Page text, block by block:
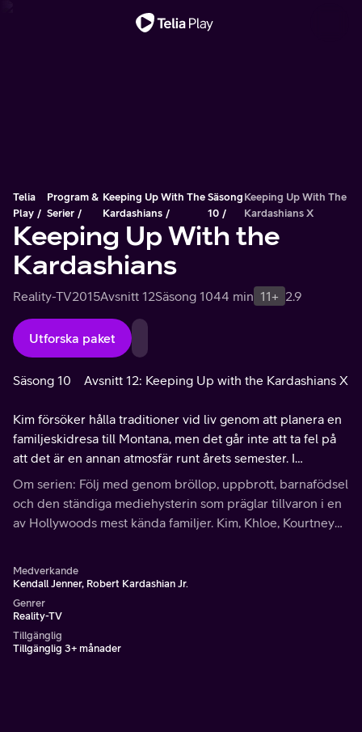
Telia
Play
Program &
Serier
Keeping Up With The
Kardashians
Säsong
10
Keeping Up With The
Kardashians X
Keeping Up With the
Kardashians
Reality-TV2015Avsnitt 12Säsong 1044 min 11+ 2.9
Utforska paket
Säsong 10 Avsnitt 12: Keeping Up with the Kardashians X
Kim försöker hålla traditioner vid liv genom att planera en
familjeskidresa till Montana, men det går inte att ta fel på
att det är en annan atmosfär runt årets semester. I
backarna riskerar Khloé liv och lem för att komma nära
Kylie.
Om serien: Följ med genom bröllop, uppbrott, barnafödsel
och den ständiga mediehysterin som präglar tillvaron i en
av Hollywoods mest kända familjer. Kim, Khloe, Kourtney
Medverkande
Kendall Jenner, Robert Kardashian Jr.
Genrer
Reality-TV
Tillgänglig
Tillgänglig 3+ månader